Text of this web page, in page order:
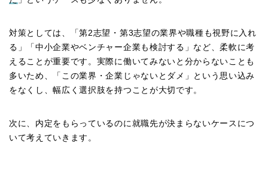
対策としては、「第2志望・第3志望の業界や職種も視野に入れ
る」「中小企業やベンチャー企業も検討する」など、柔軟に考
えることが重要です。実際に働いてみないと分からないことも
多いため、「この業界・企業じゃないとダメ」という思い込み
をなくし、幅広く選択肢を持つことが大切です。
次に、内定をもらっているのに就職先が決まらないケースにつ
いて考えていきます。